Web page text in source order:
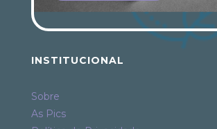
INSTITUCIONAL
Sobre
As Pics